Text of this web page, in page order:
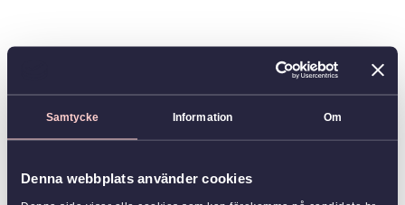
Samtycke Information Om
Denna webbplats använder cookies